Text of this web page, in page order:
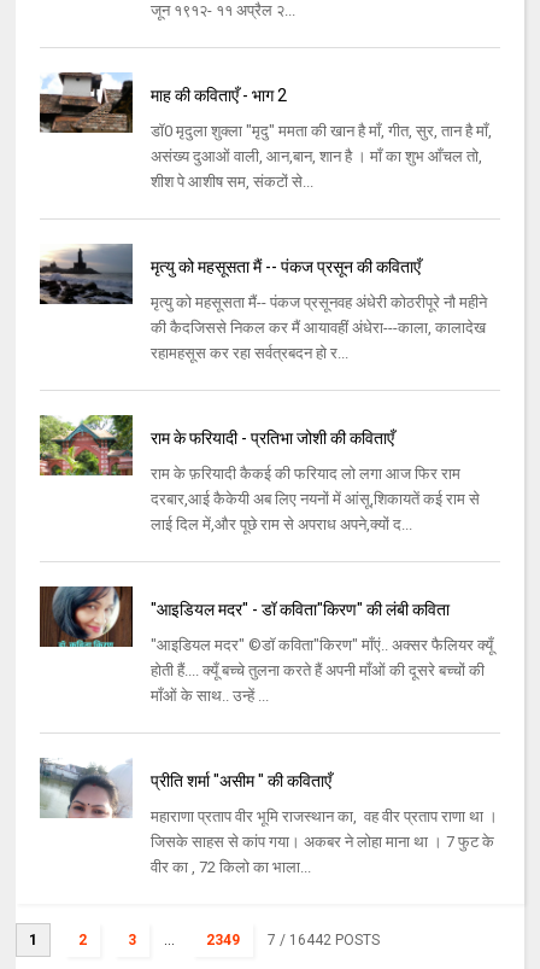
जून १९१२- ११ अप्रैल २...
माह की कविताएँ - भाग 2
डॉ0 मृदुला शुक्ला "मृदु" ममता की खान है माँ, गीत, सुर, तान है माँ,
असंख्य दुआओं वाली, आन,बान, शान है । माँ का शुभ आँचल तो,
शीश पे आशीष सम, संकटों से...
मृत्यु को महसूसता मैं -- पंकज प्रसून की कविताएँ
मृत्यु को महसूसता मैं-- पंकज प्रसूनवह अंधेरी कोठरीपूरे नौ महीने
की कैदजिससे निकल कर मैं आयावहीं अंधेरा---काला, कालादेख
रहामहसूस कर रहा सर्वत्रबदन हो र...
राम के फरियादी - प्रतिभा जोशी की कविताएँ
राम के फ़रियादी कैकई की फरियाद लो लगा आज फिर राम
दरबार,आई कैकेयी अब लिए नयनों में आंसू,शिकायतें कई राम से
लाई दिल में,और पूछे राम से अपराध अपने,क्यों द...
"आइडियल मदर" - डॉ कविता"किरण" की लंबी कविता
"आइडियल मदर" ©डॉ कविता"किरण" माँएं.. अक्सर फैलियर क्यूँ
होती हैं.... क्यूँ बच्चे तुलना करते हैं अपनी माँओं की दूसरे बच्चों की
माँओं के साथ.. उन्हें ...
प्रीति शर्मा "असीम " की कविताएँ
महाराणा प्रताप वीर भूमि राजस्थान का, वह वीर प्रताप राणा था ।
जिसके साहस से कांप गया। अकबर ने लोहा माना था । 7 फुट के
वीर का , 72 किलो का भाला...
1 2 3 ... 2349 7 / 16442 POSTS